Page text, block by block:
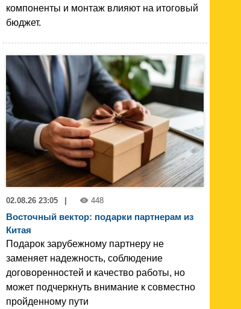
компоненты и монтаж влияют на итоговый
бюджет.
02.08.26 23:05 448
Восточный вектор: подарки партнерам из
Китая
Подарок зарубежному партнеру не
заменяет надежность, соблюдение
договоренностей и качество работы, но
может подчеркнуть внимание к совместно
пройденному пути